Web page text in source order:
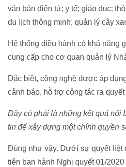
văn bản điện tử; y tế; giáo dục;
du lịch thông minh; quản lý cây
Hệ thống điều hành có khả năng
cung cấp cho cơ quan quản lý
Đặc biệt, công nghệ được áp
cảnh báo, hỗ trợ công tác ra
Đây có phải là những kết quả nổi
tin để xây dựng một chính quyền
Đúng như vậy. Dưới sự quyết liệt
tiên ban hành Nghị quyết 01/